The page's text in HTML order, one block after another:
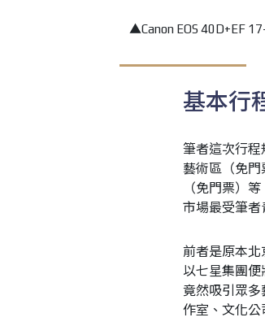
▲Canon EOS 40D+EF
基本行
筆者這次行
藝術區（免
（免門票）
市場最受筆者
前者是原本
以七星集團便
竟然吸引眾
作室、文化公